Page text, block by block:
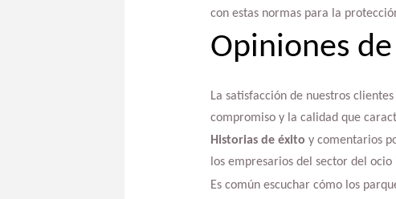
con estas normas para la
Opiniones
La satisfacción de nuestros
compromiso y la calidad que
Historias de éxito y comentarios
los empresarios del sector del
Es común escuchar cómo los